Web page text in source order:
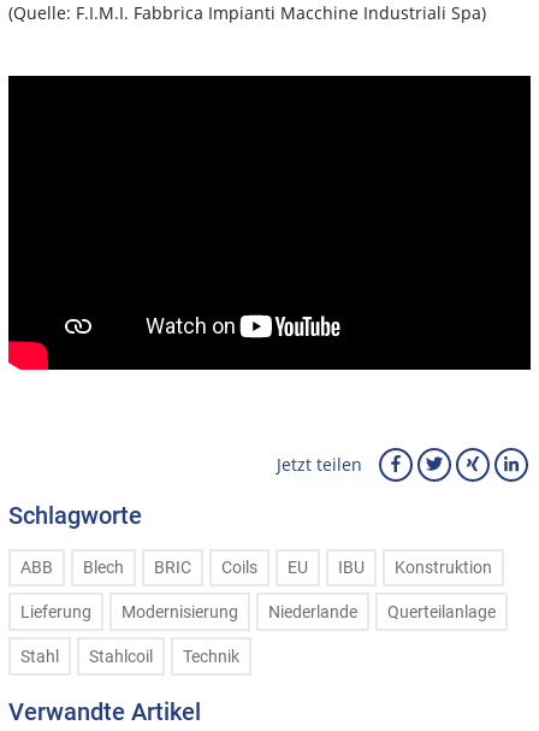
(Quelle: F.I.M.I. Fabbrica Impianti Macchine Industriali Spa)
Jetzt teilen
Schlagworte
ABB Blech BRIC Coils EU IBU Konstruktion
Lieferung Modernisierung Niederlande Querteilanlage
Stahl Stahlcoil Technik
Verwandte Artikel